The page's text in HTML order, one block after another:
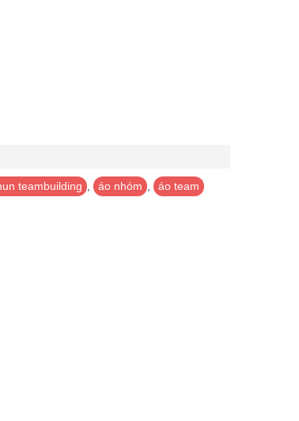
teambuilding áo nhóm áo team